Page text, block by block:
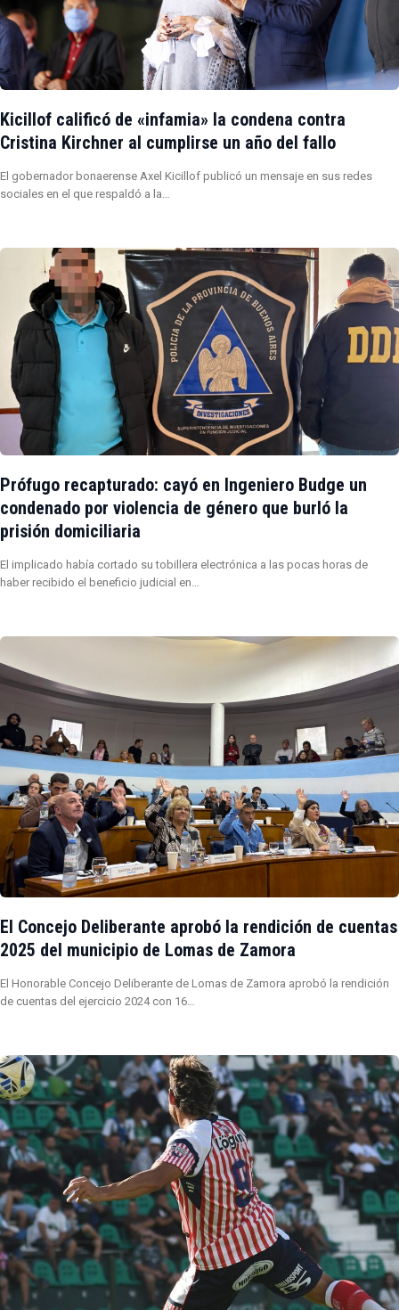
Kicillof calificó de «infamia» la condena contra
Cristina Kirchner al cumplirse un año del fallo
El gobernador bonaerense Axel Kicillof publicó un mensaje en sus redes
sociales en el que respaldó a la…
Prófugo recapturado: cayó en Ingeniero Budge un
condenado por violencia de género que burló la
prisión domiciliaria
El implicado había cortado su tobillera electrónica a las pocas horas de
haber recibido el beneficio judicial en…
El Concejo Deliberante aprobó la rendición de cuentas
2025 del municipio de Lomas de Zamora
El Honorable Concejo Deliberante de Lomas de Zamora aprobó la rendición
de cuentas del ejercicio 2024 con 16…